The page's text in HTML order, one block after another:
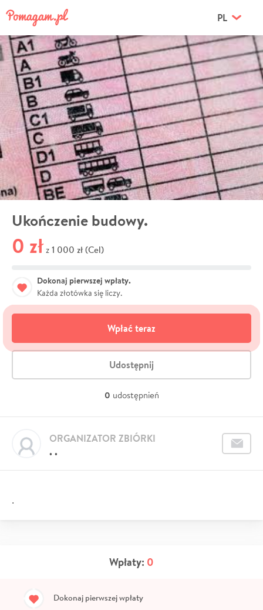
PL
Ukończenie budowy.
0 zł z 1 000 zł (Cel)
Dokonaj pierwszej wpłaty.
Każda złotówka się liczy.
Wpłać teraz
Udostępnij
0 udostępnień
. .
ORGANIZATOR ZBIÓRKI
.
Wpłaty: 0
Dokonaj pierwszej wpłaty